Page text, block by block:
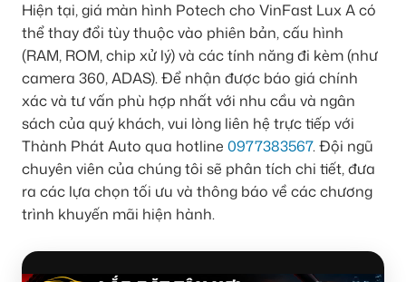
Hiện tại, giá màn hình Potech cho VinFast Lux A có
thể thay đổi tùy thuộc vào phiên bản, cấu hình
(RAM, ROM, chip xử lý) và các tính năng đi kèm (như
camera 360, ADAS). Để nhận được báo giá chính
xác và tư vấn phù hợp nhất với nhu cầu và ngân
sách của quý khách, vui lòng liên hệ trực tiếp với
Thành Phát Auto qua hotline 0977383567. Đội ngũ
chuyên viên của chúng tôi sẽ phân tích chi tiết, đưa
ra các lựa chọn tối ưu và thông báo về các chương
trình khuyến mãi hiện hành.